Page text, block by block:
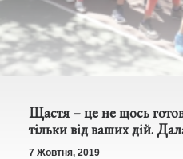
Щастя – це не щось
тільки від ваших дій.
7 Жовтня, 2019